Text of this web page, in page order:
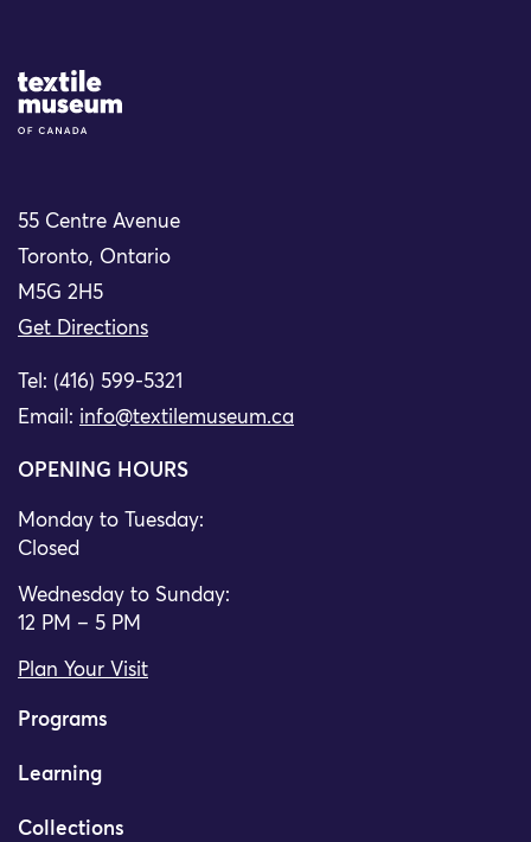
Site Logo
55 Centre Avenue
Toronto, Ontario
M5G 2H5
Get Directions
Tel: (416) 599-5321
Email: info@textilemuseum.ca
OPENING HOURS
Monday to Tuesday:
Closed
Wednesday to Sunday:
12 PM – 5 PM
Plan Your Visit
Programs
Learning
Collections